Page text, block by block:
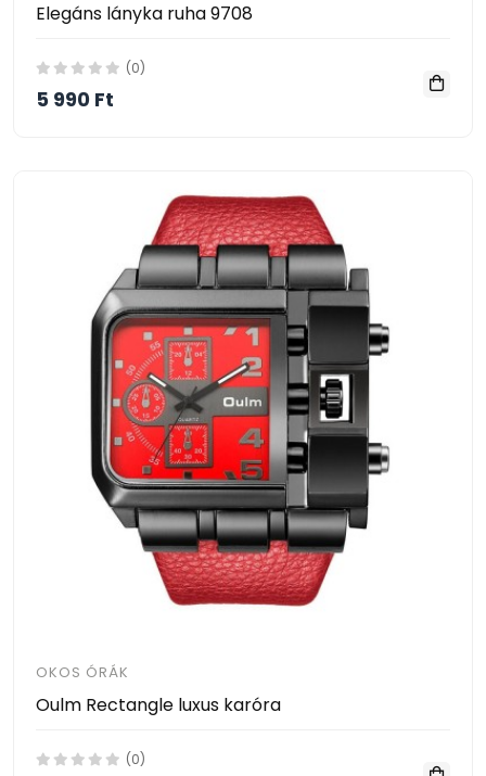
Elegáns lányka ruha 9708
(0)
5 990 Ft
OKOS ÓRÁK
Oulm Rectangle luxus karóra
(0)